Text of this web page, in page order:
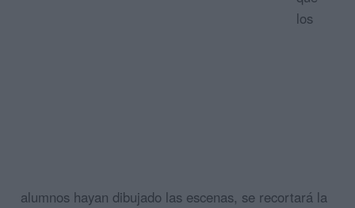
los
alumnos hayan dibujado las escenas, se recortará la